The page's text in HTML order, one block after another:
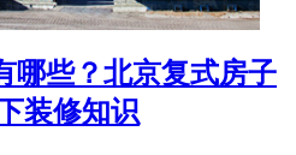
哪些？北京复式房子
装修知识